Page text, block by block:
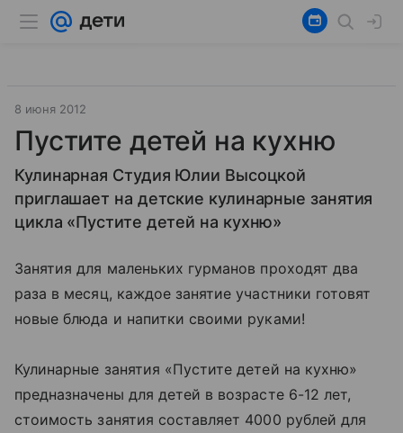
8 июня 2012
Пустите детей на кухню
Кулинарная Студия Юлии Высоцкой
приглашает на детские кулинарные занятия
цикла «Пустите детей на кухню»
Занятия для маленьких гурманов проходят два
раза в месяц, каждое занятие участники готовят
новые блюда и напитки своими руками!
Кулинарные занятия «Пустите детей на кухню»
предназначены для детей в возрасте 6-12 лет,
стоимость занятия составляет 4000 рублей для